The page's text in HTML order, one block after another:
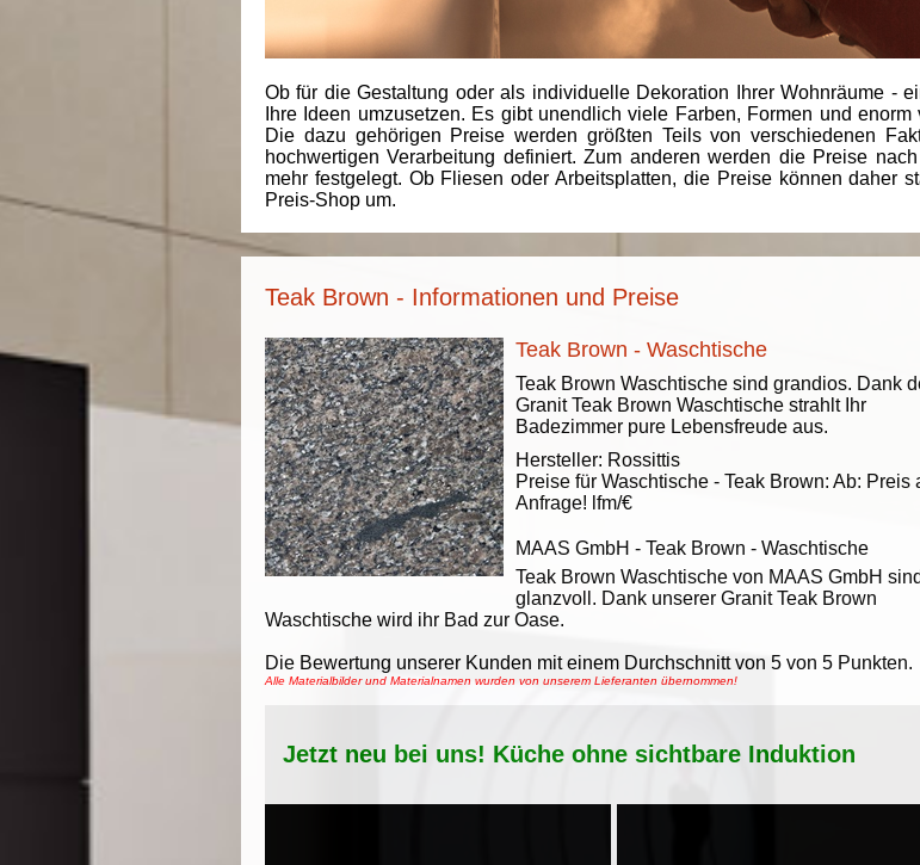
Ob für die Gestaltung oder als individuelle Dekoration Ihrer Wohnräume -
Ihre Ideen umzusetzen. Es gibt unendlich viele Farben, Formen und
Die dazu gehörigen Preise werden größten Teils von verschiedenen
hochwertigen Verarbeitung definiert. Zum anderen werden die Preise
mehr festgelegt. Ob Fliesen oder Arbeitsplatten, die Preise können daher
Preis-Shop um.
Teak Brown - Informationen und Preise
Teak Brown - Waschtische
Teak Brown Waschtische sind grandios. Dank
Granit Teak Brown Waschtische strahlt Ihr
Badezimmer pure Lebensfreude aus.
Hersteller: Rossittis
Preise für Waschtische - Teak Brown: Ab: Preis
Anfrage! lfm/€
MAAS GmbH - Teak Brown - Waschtische
Teak Brown Waschtische von MAAS GmbH sind
glanzvoll. Dank unserer Granit Teak Brown
Waschtische wird ihr Bad zur Oase.
Die Bewertung unserer Kunden mit einem Durchschnitt von 5 von 5 Punkten.
Alle Materialbilder und Materialnamen wurden von unserem Lieferanten übernommen!
Jetzt neu bei uns! Küche ohne sichtbare Induktion